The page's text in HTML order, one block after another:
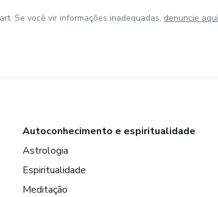
Se você vir informações inadequadas, denuncie aqui
Autoconhecimento e espiritualidade
Astrologia
Espiritualidade
Meditação